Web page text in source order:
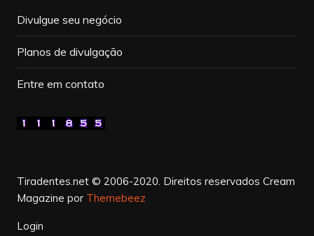
Divulgue seu negócio
Planos de divulgação
Entre em contato
Tiradentes.net © 2006-2020. Direitos reservados Cream
Magazine por Themebeez
Login